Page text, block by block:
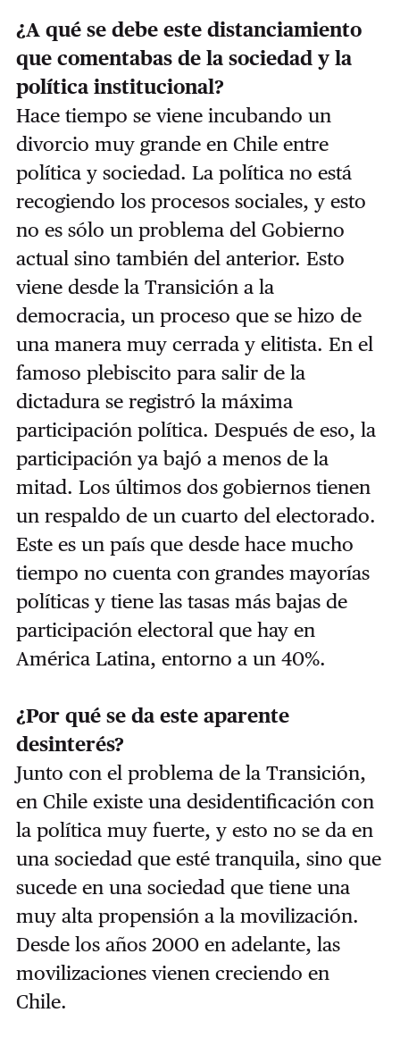
¿A qué se debe este distanciamiento
que comentabas de la sociedad y la
política institucional?
Hace tiempo se viene incubando un
divorcio muy grande en Chile entre
política y sociedad. La política no está
recogiendo los procesos sociales, y esto
no es sólo un problema del Gobierno
actual sino también del anterior. Esto
viene desde la Transición a la
democracia, un proceso que se hizo de
una manera muy cerrada y elitista. En el
famoso plebiscito para salir de la
dictadura se registró la máxima
participación política. Después de eso, la
participación ya bajó a menos de la
mitad. Los últimos dos gobiernos tienen
un respaldo de un cuarto del electorado.
Este es un país que desde hace mucho
tiempo no cuenta con grandes mayorías
políticas y tiene las tasas más bajas de
participación electoral que hay en
América Latina, entorno a un 40%.
¿Por qué se da este aparente
desinterés?
Junto con el problema de la Transición,
en Chile existe una desidentificación con
la política muy fuerte, y esto no se da en
una sociedad que esté tranquila, sino que
sucede en una sociedad que tiene una
muy alta propensión a la movilización.
Desde los años 2000 en adelante, las
movilizaciones vienen creciendo en
Chile.